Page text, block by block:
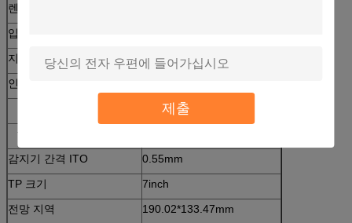
제출
렌즈 색깔
입력 힘
지상 경도
>6H
인터페이스 유형
FT5406
touchpoint의 수
감지기 간격 ITO
0.55mm
TP 크기
7inch
전망 지역
190.02*133.47mm